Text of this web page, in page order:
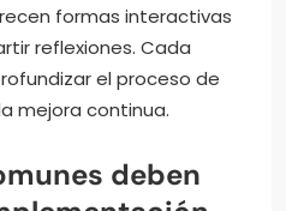
formas interactivas
reflexiones. Cada
el proceso de
mejora continua.
deben